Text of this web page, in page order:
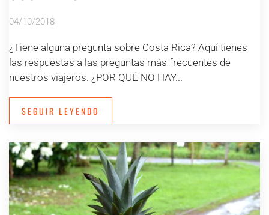
04/10/2018
¿Tiene alguna pregunta sobre Costa Rica? Aquí tienes
las respuestas a las preguntas más frecuentes de
nuestros viajeros. ¿POR QUÉ NO HAY...
SEGUIR LEYENDO